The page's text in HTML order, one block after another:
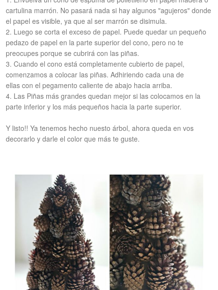
cartulina marrón. No pasará nada si hay algunos "agujeros" donde
el papel es visible, ya que al ser marrón se disimula.
2. Luego se corta el exceso de papel. Puede quedar un pequeño
pedazo de papel en la parte superior del cono, pero no te
preocupes porque se cubrirá con las piñas.
3. Cuando el cono está completamente cubierto de papel,
comenzamos a colocar las piñas. Adhiriendo cada una de
ellas con el pegamento caliente de abajo hacia arriba.
4. Las Piñas más grandes quedan mejor si las colocamos en la
parte inferior y los más pequeños hacia la parte superior.
Y listo!! Ya tenemos hecho nuesto árbol, ahora queda en vos
decorarlo y darle el color que más te guste.